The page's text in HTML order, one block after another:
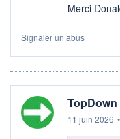
Merci
Signaler un abus
TopDown
11 juin 2026 •